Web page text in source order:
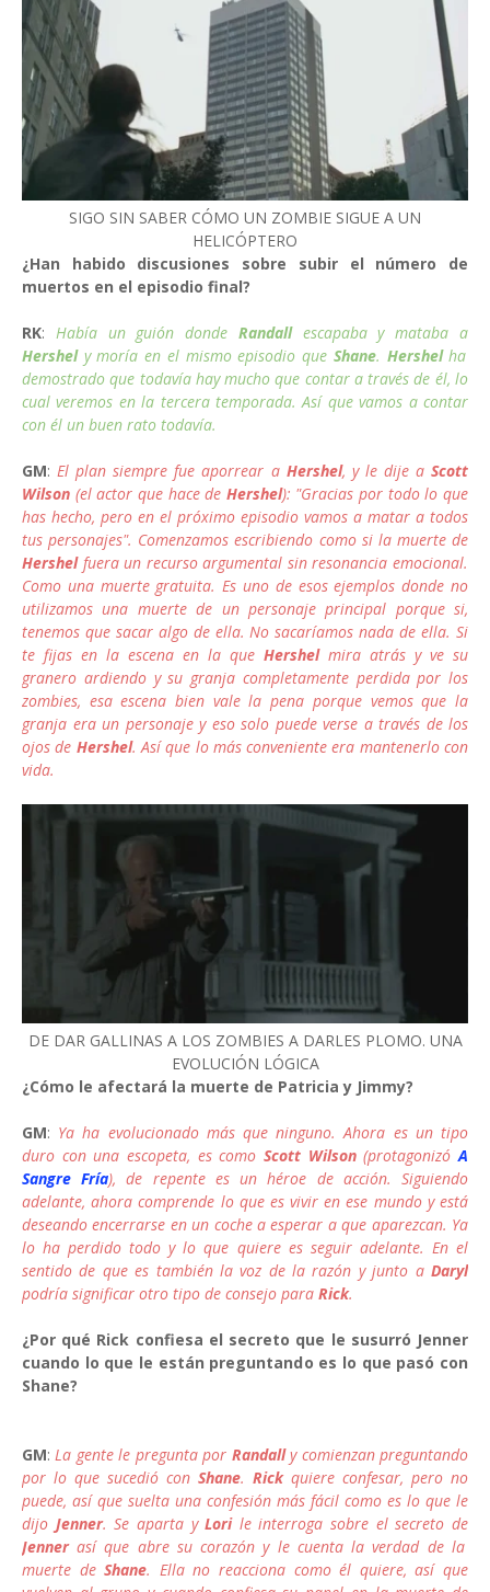
SIGO SIN SABER CÓMO UN ZOMBIE SIGUE A UN
HELICÓPTERO
¿Han habido discusiones sobre subir el número de
muertos en el episodio final?
RK: Había un guión donde Randallescapaba y mataba a
Hershely moría en el mismo episodio que Shane. Hershelha
demostrado que todavía hay mucho que contar a través de él, lo
cual veremos en la tercera temporada. Así que vamos a contar
con él un buen rato todavía.
GM: El plan siempre fue aporrear a Hershel, y le dije aScott
Wilson (el actor que hace de Hershel): "Gracias por todo lo que
has hecho, pero en el próximo episodio vamos a matar a todos
tus personajes". Comenzamos escribiendo como si la muerte de
Hershelfuera un recurso argumental sin resonancia emocional.
Como una muerte gratuita. Es uno de esos ejemplos donde no
utilizamos una muerte de un personaje principal porque si,
tenemos que sacar algo de ella. No sacaríamos nada de ella. Si
te fijas en la escena en la que Hershelmira atrás y ve su
granero ardiendo y su granja completamente perdida por los
zombies, esa escena bien vale la pena porque vemos que la
granja era un personaje y eso solo puede verse a través de los
ojos de Hershel. Así que lo más conveniente era mantenerlo con
vida.
DE DAR GALLINAS A LOS ZOMBIES A DARLES PLOMO. UNA
EVOLUCIÓN LÓGICA
¿Cómo le afectará la muerte de Patricia y Jimmy?
GM: Ya ha evolucionado más que ninguno. Ahora es un tipo
duro con una escopeta, es como Scott Wilson(protagonizó A
Sangre Fría), de repente es un héroe de acción. Siguiendo
adelante, ahora comprende lo que es vivir en ese mundo y está
deseando encerrarse en un coche a esperar a que aparezcan. Ya
lo ha perdido todo y lo que quiere es seguir adelante. En el
sentido de que es también la voz de la razón y junto a Daryl
podría significar otro tipo de consejo para Rick.
¿Por qué Rick confiesa el secreto que le susurró Jenner
cuando lo que le están preguntando es lo que pasó con
Shane?
GM: La gente le pregunta por Randally comienzan preguntando
por lo que sucedió con Shane. Rickquiere confesar, pero no
puede, así que suelta una confesión más fácil como es lo que le
dijo Jenner. Se aparta yLorile interroga sobre el secreto de
Jennerasí que abre su corazón y le cuenta la verdad de la
muerte deShane. Ella no reacciona como él quiere, así que